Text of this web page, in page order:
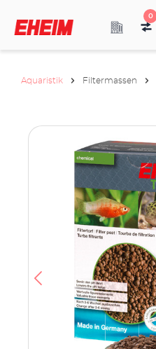
0
Aquaristik Filtermassen